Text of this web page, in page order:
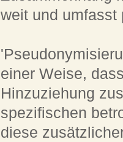
weit und umfasst
einer Weise,
Hinzuziehung
spezifischen
diese